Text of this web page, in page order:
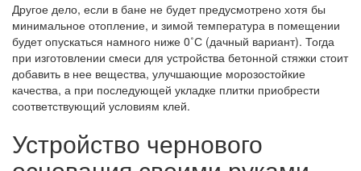
Другое дело, если в бане не будет предусмотрено хотя бы
минимальное отопление, и зимой температура в помещении
будет опускаться намного ниже 0˚С (дачный вариант). Тогда
при изготовлении смеси для устройства бетонной стяжки стоит
добавить в нее вещества, улучшающие морозостойкие
качества, а при последующей укладке плитки приобрести
соответствующий условиям клей.
Устройство чернового